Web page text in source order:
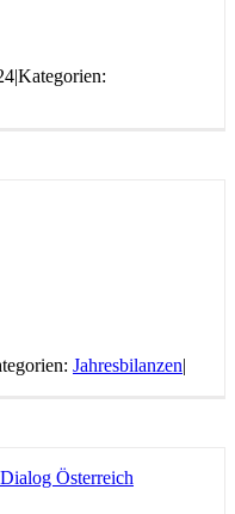
|Kategorien:
Jahresbilanzen|